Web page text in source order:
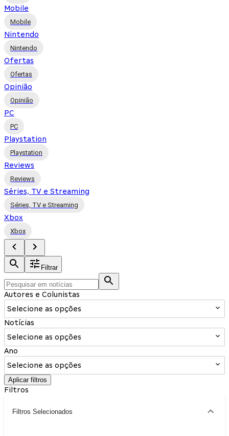
Mobile
Mobile
Nintendo
Nintendo
Ofertas
Ofertas
Opinião
Opinião
PC
PC
Playstation
Playstation
Reviews
Reviews
Séries, TV e Streaming
Séries, TV e Streaming
Xbox
Xbox
Filtrar
Autores e Colunistas
Selecione as opções
Notícias
Selecione as opções
Ano
Selecione as opções
Aplicar filtros
Filtros
Filtros Selecionados